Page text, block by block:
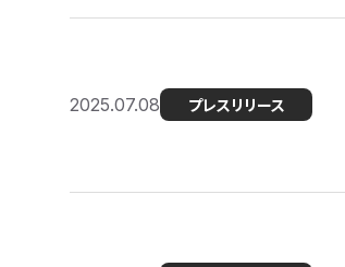
2025.07.08 プレスリリース